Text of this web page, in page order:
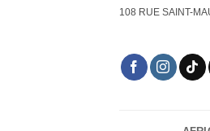
108 RUE SAINT-